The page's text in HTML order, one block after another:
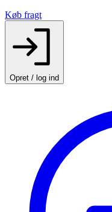
Køb fragt
Opret / log ind